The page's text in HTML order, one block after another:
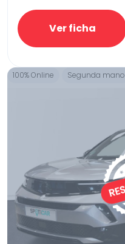
Ver ficha
100% Online Segunda mano